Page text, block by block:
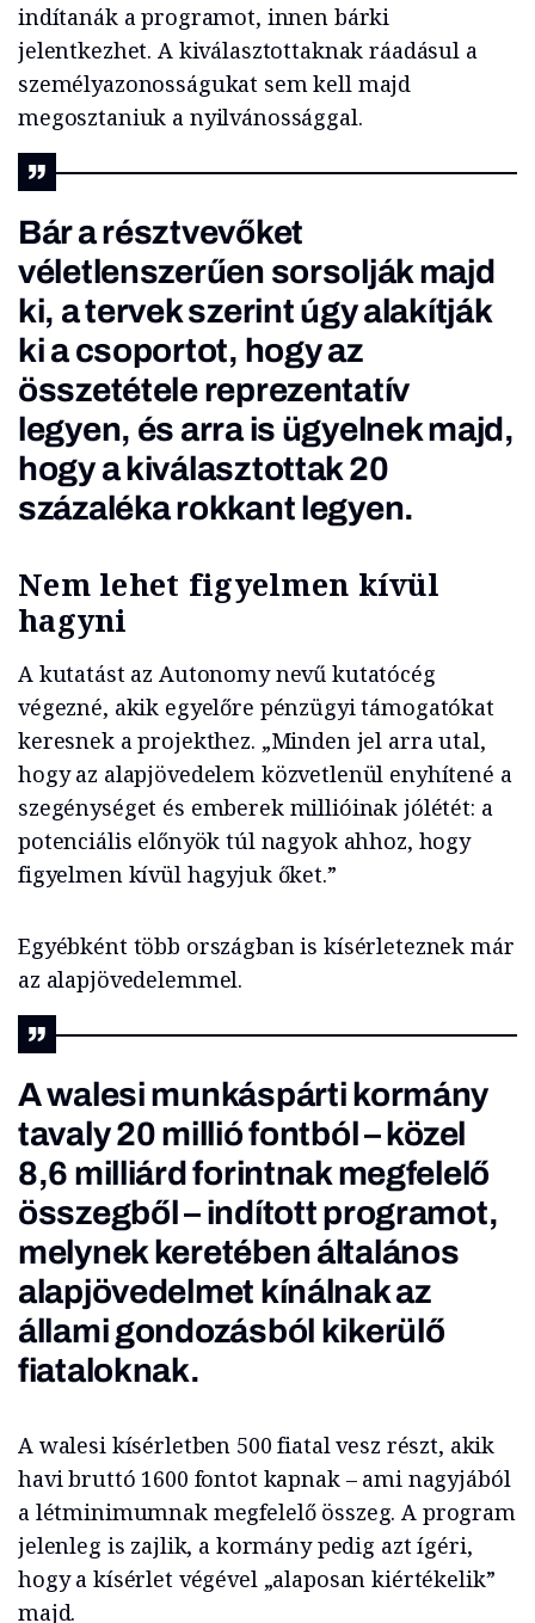
indítanák a programot, innen bárki
jelentkezhet. A kiválasztottaknak ráadásul a
személyazonosságukat sem kell majd
megosztaniuk a nyilvánossággal.
Bár a résztvevőket
véletlenszerűen sorsolják majd
ki, a tervek szerint úgy alakítják
ki a csoportot, hogy az
összetétele reprezentatív
legyen, és arra is ügyelnek majd,
hogy a kiválasztottak 20
százaléka rokkant legyen.
Nem lehet figyelmen kívül
hagyni
A kutatást az Autonomy nevű kutatócég
végezné, akik egyelőre pénzügyi támogatókat
keresnek a projekthez. „Minden jel arra utal,
hogy az alapjövedelem közvetlenül enyhítené a
szegénységet és emberek millióinak jólétét: a
potenciális előnyök túl nagyok ahhoz, hogy
figyelmen kívül hagyjuk őket.”
Egyébként több országban is kísérleteznek már
az alapjövedelemmel.
A walesi munkáspárti kormány
tavaly 20 millió fontból – közel
8,6 milliárd forintnak megfelelő
összegből – indított programot,
melynek keretében általános
alapjövedelmet kínálnak az
állami gondozásból kikerülő
fiataloknak.
A walesi kísérletben 500 fiatal vesz részt, akik
havi bruttó 1600 fontot kapnak – ami nagyjából
a létminimumnak megfelelő összeg. A program
jelenleg is zajlik, a kormány pedig azt ígéri,
hogy a kísérlet végével „alaposan kiértékelik”
majd.